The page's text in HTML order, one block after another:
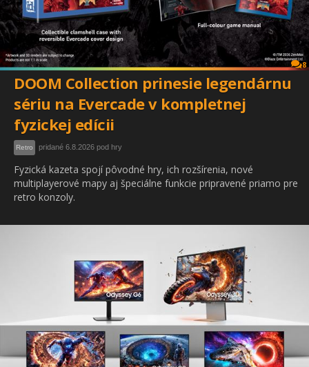
8
DOOM Collection prinesie legendárnu
sériu na Evercade v kompletnej
fyzickej edícii
Retro pridané 6.8.2026 pod hry
Fyzická kazeta spojí pôvodné hry, ich rozšírenia, nové
multiplayerové mapy aj špeciálne funkcie pripravené priamo pre
retro konzoly.